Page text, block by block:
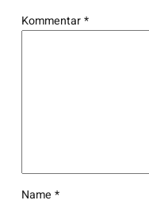
Kommentar*
Name *